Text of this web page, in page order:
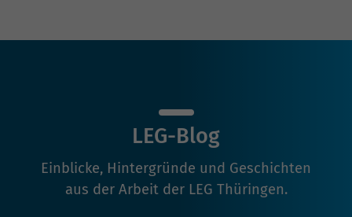
LEG-Blog
Einblicke, Hintergründe und Geschichten
aus der Arbeit der LEG Thüringen.